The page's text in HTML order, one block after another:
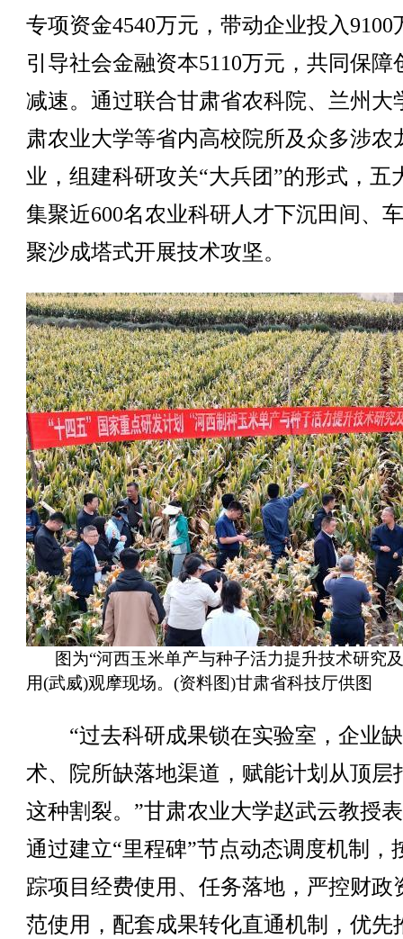
专项资金4540万元，带动企业投入9100
引导社会金融资本5110万元，共同保障
减速。通过联合甘肃省农科院、兰州大
肃农业大学等省内高校院所及众多涉农
业，组建科研攻关“大兵团”的形式，五
集聚近600名农业科研人才下沉田间、
聚沙成塔式开展技术攻坚。
图为“河西玉米单产与种子活力提升技术研究
用(武威)观摩现场。(资料图)甘肃省科技厅供图
“过去科研成果锁在实验室，企业
术、院所缺落地渠道，赋能计划从顶层
这种割裂。”甘肃农业大学赵武云教授
通过建立“里程碑”节点动态调度机制，
踪项目经费使用、任务落地，严控财政
范使用，配套成果转化直通机制，优先